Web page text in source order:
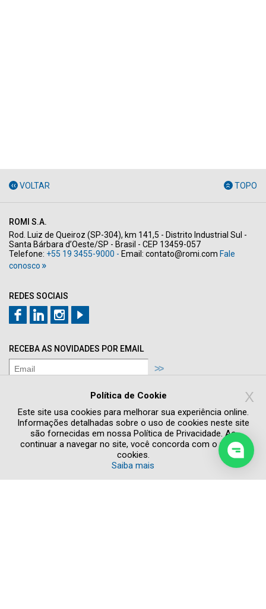
VOLTAR TOPO
REDES SOCIAIS
ROMI S.A.
Rod. Luiz de Queiroz (SP-304), km 141,5 - Distrito Industrial Sul -
Santa Bárbara d’Oeste/SP - Brasil - CEP 13459-057
Telefone: +55 19 3455-9000 - Email: contato@romi.com Fale
conosco
RECEBA AS NOVIDADES POR EMAIL
Quero receber novidades e promoções
Política de Cookie X
Este site usa cookies para melhorar sua experiência online.
Informações detalhadas sobre o uso de cookies neste site
são fornecidas em nossa Política de Privacidade. Ao
continuar a navegar no site, você concorda com o uso de
cookies.
Saiba mais